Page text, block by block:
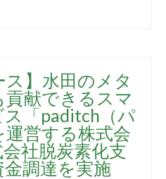
ス】水田のメタ
献できるスマ
「paditch（パ
営する株式会
社脱炭素化支
調達を実施